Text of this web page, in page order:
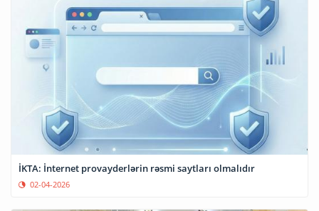
İKTA: İnternet provayderlərin rəsmi saytları olmalıdır
02-04-2026